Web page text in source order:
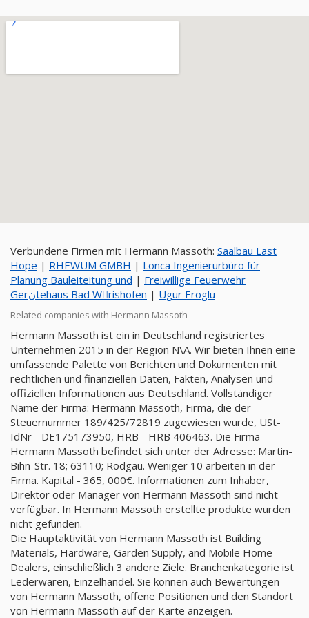
Verbundene Firmen mit Hermann Massoth: Saalbau Last
Hope | RHEWUM GMBH | Lonca Ingenierurbüro für
Planung Bauleiteitung und | Freiwillige Feuerwehr
Gerنtehaus Bad Wِrishofen | Ugur Eroglu
Related companies with Hermann Massoth
Hermann Massoth ist ein in Deutschland registriertes
Unternehmen 2015 in der Region N\A. Wir bieten Ihnen eine
umfassende Palette von Berichten und Dokumenten mit
rechtlichen und finanziellen Daten, Fakten, Analysen und
offiziellen Informationen aus Deutschland. Vollständiger
Name der Firma: Hermann Massoth, Firma, die der
Steuernummer 189/425/72819 zugewiesen wurde, USt-
IdNr - DE175173950, HRB - HRB 406463. Die Firma
Hermann Massoth befindet sich unter der Adresse: Martin-
Bihn-Str. 18; 63110; Rodgau. Weniger 10 arbeiten in der
Firma. Kapital - 365, 000€. Informationen zum Inhaber,
Direktor oder Manager von Hermann Massoth sind nicht
verfügbar. In Hermann Massoth erstellte produkte wurden
nicht gefunden.
Die Hauptaktivität von Hermann Massoth ist Building
Materials, Hardware, Garden Supply, and Mobile Home
Dealers, einschließlich 3 andere Ziele. Branchenkategorie ist
Lederwaren, Einzelhandel. Sie können auch Bewertungen
von Hermann Massoth, offene Positionen und den Standort
von Hermann Massoth auf der Karte anzeigen.